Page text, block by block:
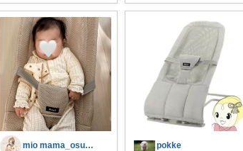
mio mama_osusume pokke